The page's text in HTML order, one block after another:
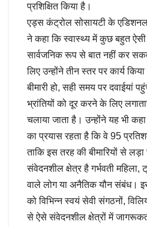
प्रशिक्षित किया है।
एड्स कंट्रोल सोसायटी के
ने कहा कि स्वास्थ्य में कुछ बहुत
सार्वजनिक रूप से बात नहीं कर
लिए उन्होंने तीन स्तर पर कार्य
बीमारी हो, सही समय पर दवाईयां
भ्रांतियों को दूर करने के लिए
चलाया जाता है। उन्होंने यह भी
का प्रयास रहता है कि वे 95
ताकि इस तरह की बीमारियों से
संवेदनशील क्षेत्र है गर्भवती
वाले लोग या अनैतिक यौन संबंध।
को विभिन्न स्वयं सेवी संगठनों,
से ऐसे संवेदनशील क्षेत्रों में